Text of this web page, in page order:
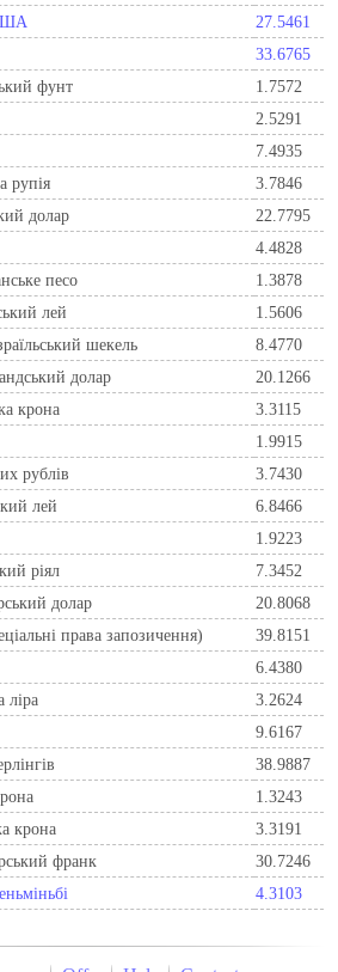
27.5461
33.6765
фунт
1.7572
2.5291
7.4935
рупія
3.7846
долар
22.7795
4.4828
песо
1.3878
лей
1.5606
шекель
8.4770
долар
20.1266
крона
3.3115
1.9915
рублів
3.7430
лей
6.8466
1.9223
ріял
7.3452
долар
20.8068
права запозичення)
39.8151
6.4380
ліра
3.2624
9.6167
38.9887
1.3243
крона
3.3191
франк
30.7246
4.3103